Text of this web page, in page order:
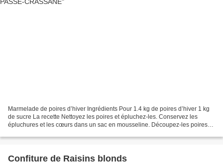
Marmelade de poires d’hiver Ingrédients Pour 1.4 kg de poires d’hiver 1 kg
de sucre La recette Nettoyez les poires et épluchez-les. Conservez les
épluchures et les cœurs dans un sac en mousseline. Découpez-les poires
Confiture de Raisins blonds